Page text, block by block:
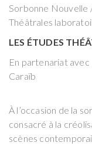
Sorbonne Nouvelle
Théâtrales
LES ÉTUDES
En partenariat avec
Caraïb
À l’occasion de la
consacré à la
scènes